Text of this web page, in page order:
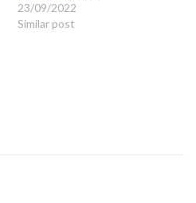
23/09/2022
Similar post